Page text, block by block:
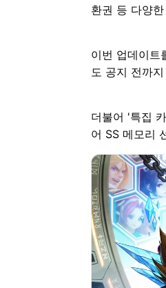
환권 등 다양
이번 업데이트
도 공지 전까
더불어 '특집
어 SS 메모리